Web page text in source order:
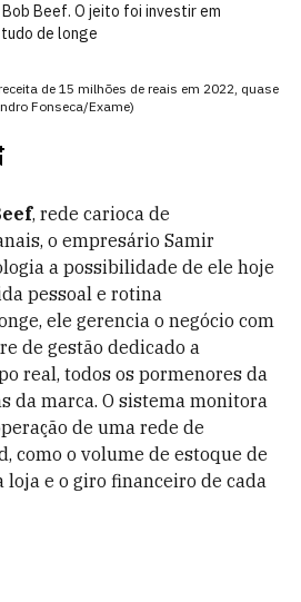
Beef. O jeito foi investir em
de longe
de 15 milhões de reais em 2022, quase
Fonseca/Exame)
, rede carioca de
o empresário Samir
a possibilidade de ele hoje
pessoal e rotina
ele gerencia o negócio com
de gestão dedicado a
real, todos os pormenores da
da marca. O sistema monitora
de uma rede de
como o volume de estoque de
e o giro financeiro de cada